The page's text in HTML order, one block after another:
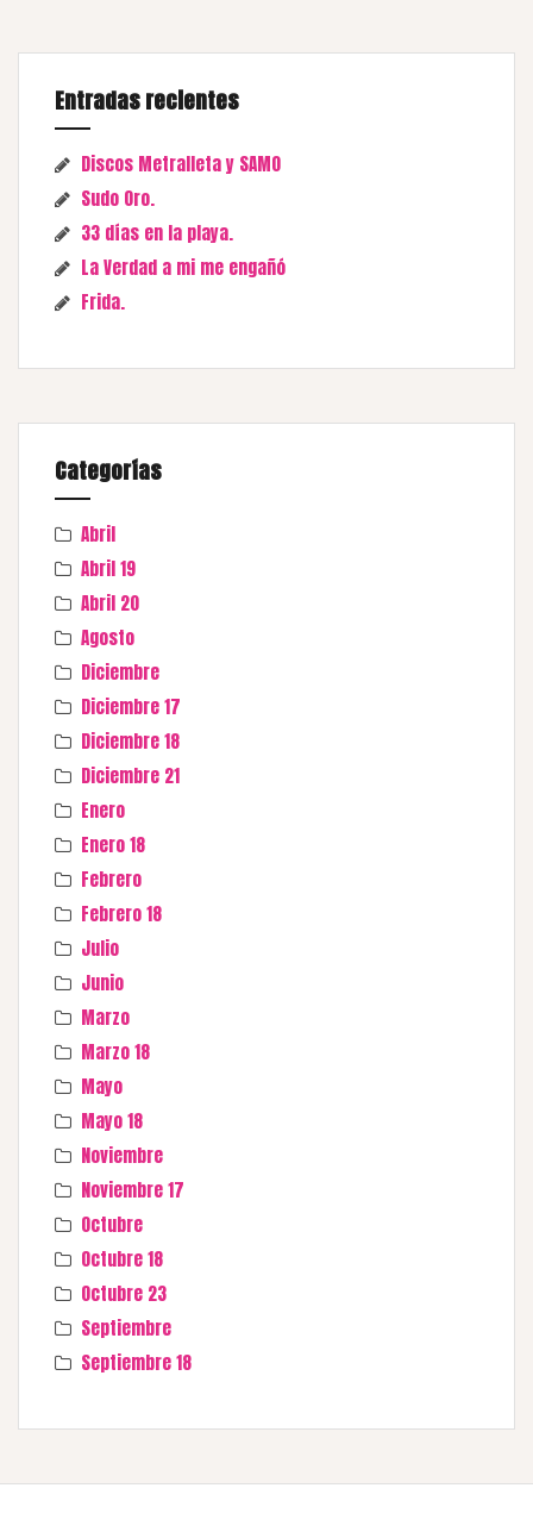
Entradas recientes
Discos Metralleta y SAMO
Sudo Oro.
33 días en la playa.
La Verdad a mi me engañó
Frida.
Categorías
Abril
Abril 19
Abril 20
Agosto
Diciembre
Diciembre 17
Diciembre 18
Diciembre 21
Enero
Enero 18
Febrero
Febrero 18
Julio
Junio
Marzo
Marzo 18
Mayo
Mayo 18
Noviembre
Noviembre 17
Octubre
Octubre 18
Octubre 23
Septiembre
Septiembre 18